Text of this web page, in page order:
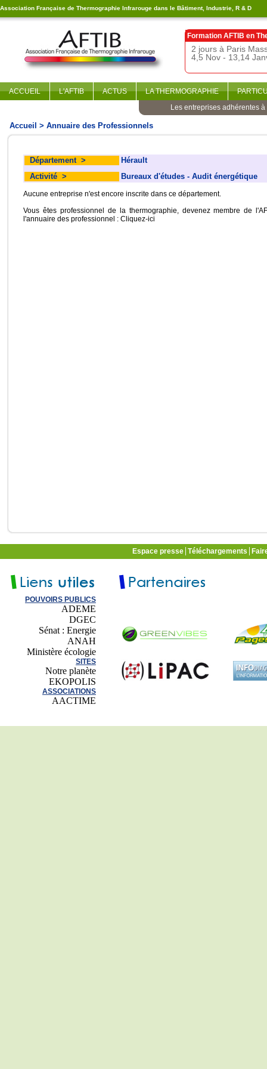
Association Française de Thermographie Infrarouge dans le Bâtiment, Industrie, R & D
Formation AFTIB en
2 jours à Paris
4,5 Nov - 13,14
ACCUEIL L'AFTIB ACTUS LA THERMOGRAPHIE
Les entreprises adhérentes à
Accueil > Annuaire des Professionnels
Département >
Hérault
Activité > Bureaux d'études - Audit énergétique
Aucune entreprise n'est encore inscrite dans ce département.
Vous êtes professionnel de la thermographie, devenez membre de
l'annuaire des professionnel : Cliquez-ici
Espace presse Téléchargements
POUVOIRS PUBLICS
ADEME
DGEC
Sénat : Energie
ANAH
Ministère écologie
SITES
Notre planète
EKOPOLIS
ASSOCIATIONS
AACTIME